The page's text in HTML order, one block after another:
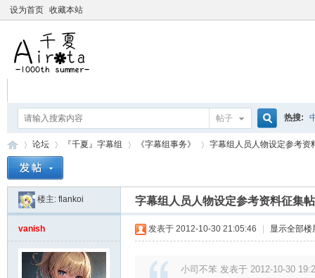
设为首页 收藏本站
帖子
搜
索
热搜:
爱杀宝
»
论坛
›
『千夏』字幕组 《字幕组事务》
›
字幕组人员人物设定参考资
楼主: flankoi 字幕组人员人物设定参考资料征集帖
vanish 发表于 2012-10-30 21:05:46 显示全部楼
小司不笨 发表于 2012-10-30